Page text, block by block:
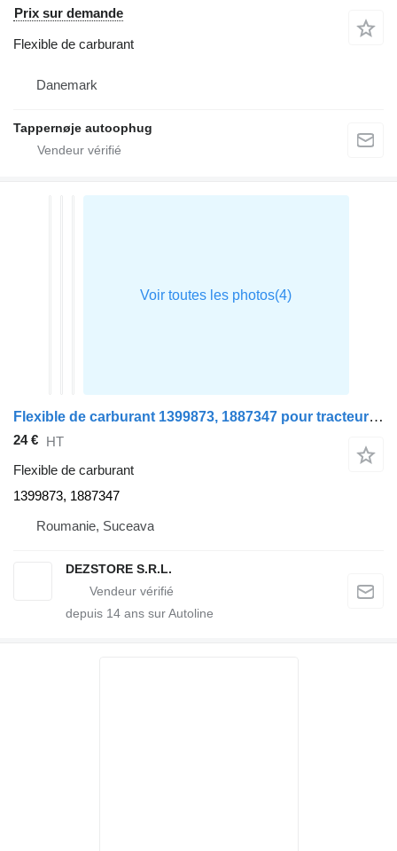
Prix sur demande
Flexible de carburant
Danemark
Tappernøje autoophug
Flexible de carburant 1399873, 1887347 pour tracteur routier DAF XF105
24 € HT
Flexible de carburant
1399873, 1887347
Roumanie, Suceava
DEZSTORE S.R.L.
depuis 14 ans sur Autoline